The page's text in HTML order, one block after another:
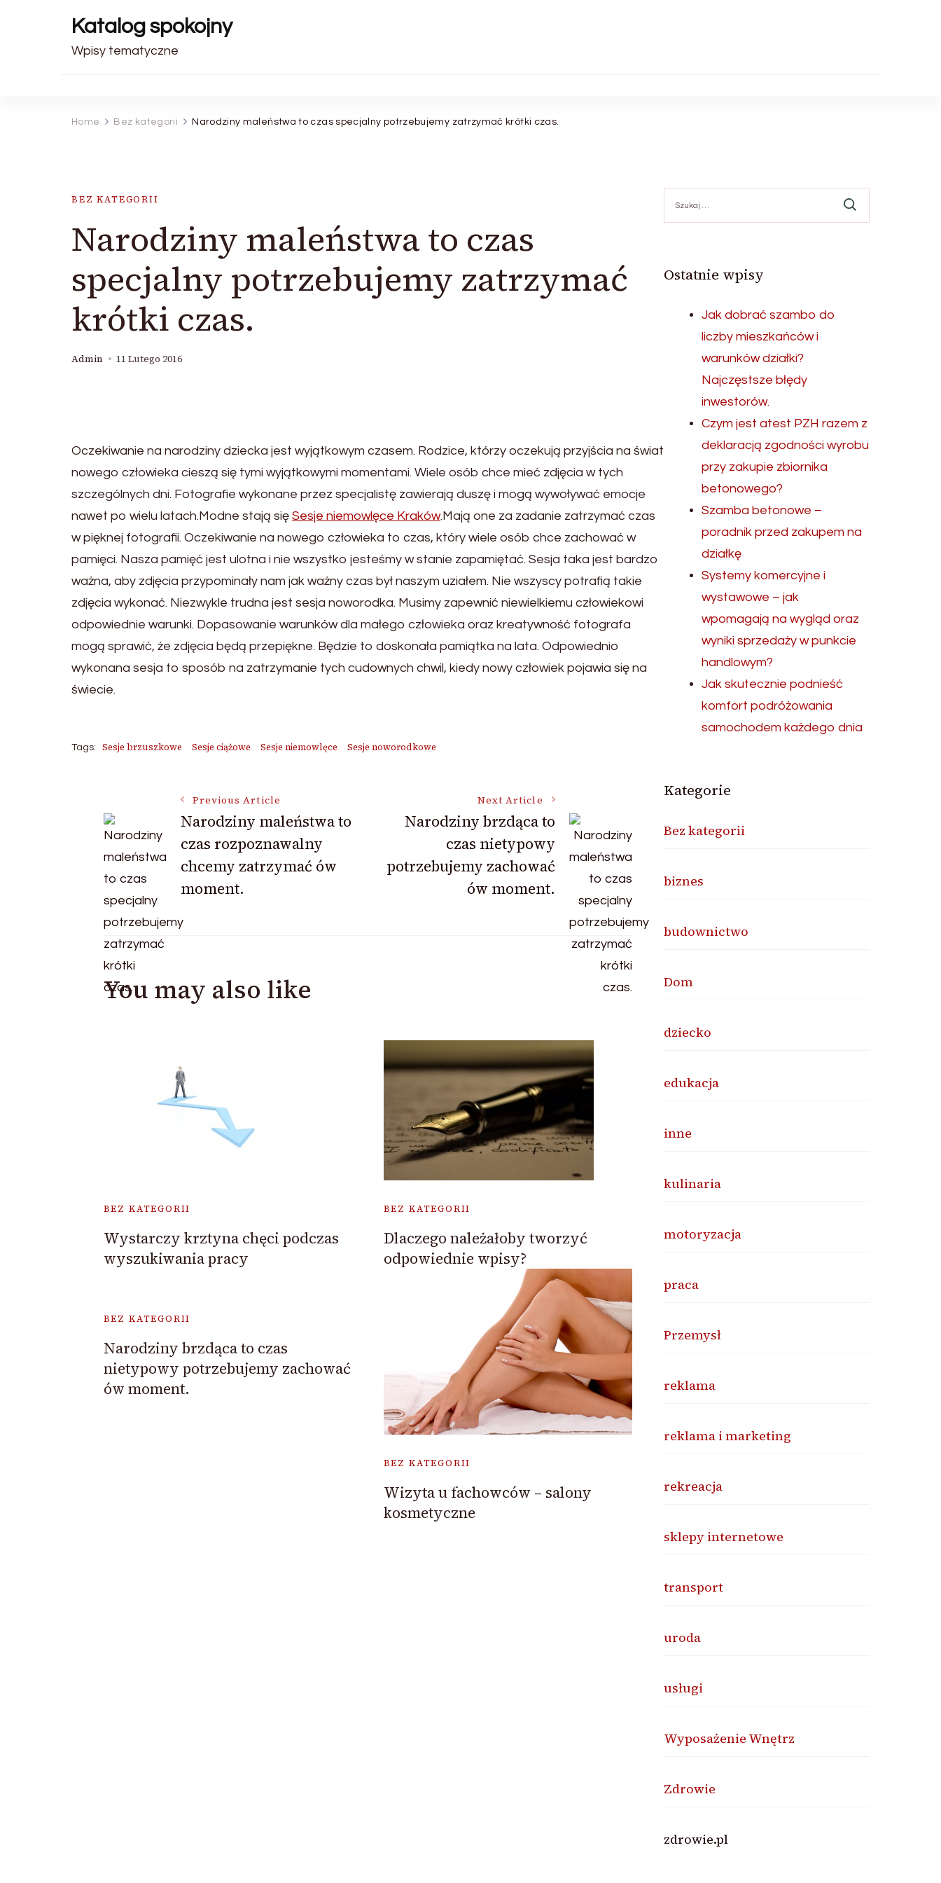
Katalog spokojny
Wpisy tematyczne
Home Bez kategorii Narodziny maleństwa to czas specjalny potrzebujemy zatrzymać krótki czas.
BEZ KATEGORII
Narodziny maleństwa to czas
specjalny potrzebujemy zatrzymać
krótki czas.
Admin 11 Lutego 2016
Oczekiwanie na narodziny dziecka jest wyjątkowym czasem. Rodzice, którzy oczekują przyjścia na świat
nowego człowieka cieszą się tymi wyjątkowymi momentami. Wiele osób chce mieć zdjęcia w tych
szczególnych dni. Fotografie wykonane przez specjalistę zawierają duszę i mogą wywoływać emocje
nawet po wielu latach.Modne stają się Sesje niemowlęce Kraków.Mają one za zadanie zatrzymać czas
w pięknej fotografii. Oczekiwanie na nowego człowieka to czas, który wiele osób chce zachować w
pamięci. Nasza pamięć jest ulotna i nie wszystko jesteśmy w stanie zapamiętać. Sesja taka jest bardzo
ważna, aby zdjęcia przypominały nam jak ważny czas był naszym uziałem. Nie wszyscy potrafią takie
zdjęcia wykonać. Niezwykle trudna jest sesja noworodka. Musimy zapewnić niewielkiemu człowiekowi
odpowiednie warunki. Dopasowanie warunków dla małego człowieka oraz kreatywność fotografa
mogą sprawić, że zdjęcia będą przepiękne. Będzie to doskonała pamiątka na lata. Odpowiednio
wykonana sesja to sposób na zatrzymanie tych cudownych chwil, kiedy nowy człowiek pojawia się na
świecie.
Tags: Sesje brzuszkowe Sesje ciążowe Sesje niemowlęce Sesje noworodkowe
Post
Navigation
Previous Article
Narodziny maleństwa to
czas rozpoznawalny
chcemy zatrzymać ów
moment.
Next Article
Narodziny brzdąca to
czas nietypowy
potrzebujemy zachować
ów moment.
You may also like
BEZ KATEGORII
Wystarczy krztyna chęci podczas
wyszukiwania pracy
BEZ KATEGORII
Dlaczego należałoby tworzyć
odpowiednie wpisy?
BEZ KATEGORII
Narodziny brzdąca to czas
nietypowy potrzebujemy zachować
ów moment.
BEZ KATEGORII
Wizyta u fachowców – salony
kosmetyczne
Ostatnie wpisy
Jak dobrać szambo do
liczby mieszkańców i
warunków działki?
Najczęstsze błędy
inwestorów.
Czym jest atest PZH razem z
deklaracją zgodności wyrobu
przy zakupie zbiornika
betonowego?
Szamba betonowe –
poradnik przed zakupem na
działkę
Systemy komercyjne i
wystawowe – jak
wpomagają na wygląd oraz
wyniki sprzedaży w punkcie
handlowym?
Jak skutecznie podnieść
komfort podróżowania
samochodem każdego dnia
Kategorie
Bez kategorii
biznes
budownictwo
Dom
dziecko
edukacja
inne
kulinaria
motoryzacja
praca
Przemysł
reklama
reklama i marketing
rekreacja
sklepy internetowe
transport
uroda
usługi
Wyposażenie Wnętrz
Zdrowie
zdrowie.pl